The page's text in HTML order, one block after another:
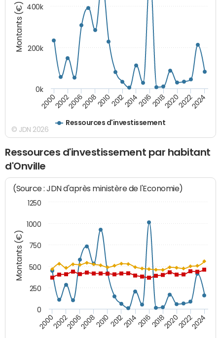
Montants (€)
Ressources d'investissement
200020022006200820102012201420162018202020222024
0k
200k
400k
© JDN 2026
Ressources d'investissement par habitant
d'Onville
Montants (€)
(Source : JDN d'après ministère de l'Economie)
200020022006200820102012201420162018202020222024
0
250
500
750
1000
1250